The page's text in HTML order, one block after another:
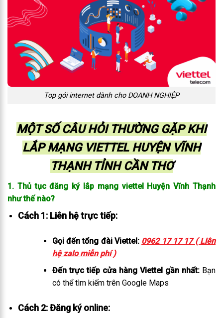
Top gói internet dành cho DOANH NGHIỆP
MỘT SỐ CÂU HỎI THƯỜNG GẶP KHI
LẮP MẠNG VIETTEL HUYỆN VĨNH
THẠNH TỈNH CẦN THƠ
1. Thủ tục đăng ký lắp mạng viettel Huyện Vĩnh Thạnh
như thế nào?
Cách 1: Liên hệ trực tiếp:
Gọi đến tổng đài Viettel: 0962 17 17 17 ( Liên
hệ zalo miễn phí )
Đến trực tiếp cửa hàng Viettel gần nhất:Bạn
có thể tìm kiếm trên Google Maps
Cách 2: Đăng ký online: